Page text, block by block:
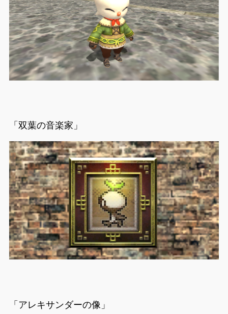
「双葉の音楽家」
「アレキサンダーの像」